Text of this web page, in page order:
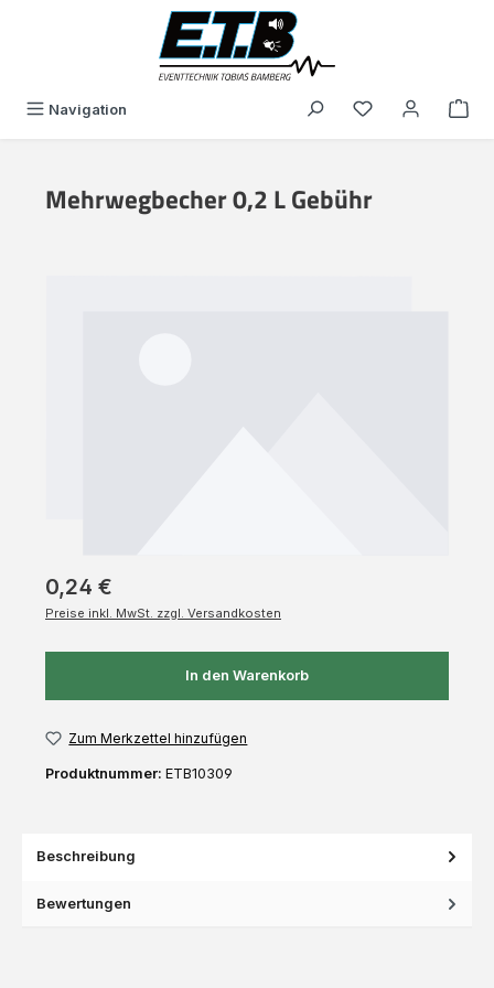
Navigation Du hast 0
Mehrwegbecher 0,2 L Gebühr
0,24 €
Preise inkl. MwSt. zzgl. Versandkosten
In den Warenkorb
Zum Merkzettel hinzufügen
Produktnummer: ETB10309
Beschreibung
Bewertungen